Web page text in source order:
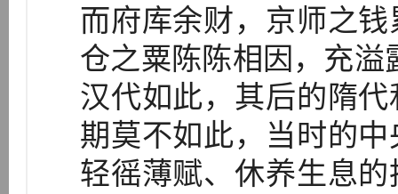
而府库余财，京师之
仓之粟陈陈相因，充溢
汉代如此，其后的隋
期莫不如此，当时的
轻徭薄赋、休养生息